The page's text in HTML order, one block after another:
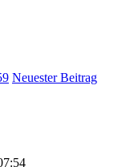
Neuester Beitrag